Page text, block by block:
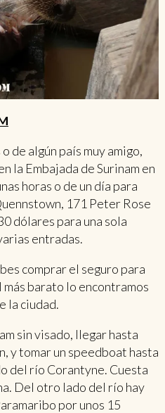
de algún país muy amigo,
la Embajada de Surinam en
horas o de un día para
171 Peter Rose
dólares para una sola
entradas.
comprar el seguro para
barato lo encontramos
la ciudad.
sin visado, llegar hasta
y tomar un speedboat hasta
del río Corantyne. Cuesta
Del otro lado del río hay
por unos 15